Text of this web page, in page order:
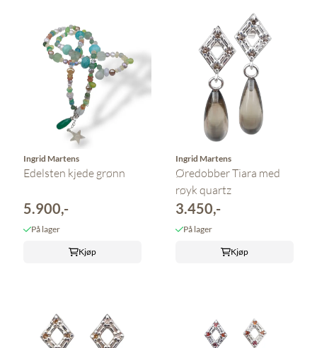
Ingrid Martens
Edelsten kjede grønn
5.900,-
På lager
Kjøp
Ingrid Martens
Øredobber Tiara med
røyk quartz
3.450,-
På lager
Kjøp